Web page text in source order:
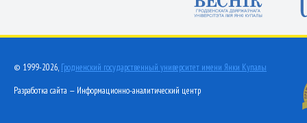
© 1999-2026, Гродненский государственный университет имени Янки Купалы
Разработка сайта — Информационно-аналитический центр